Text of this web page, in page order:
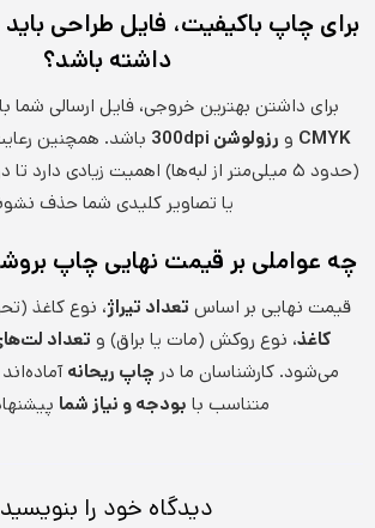
برای چاپ باکیفیت، فایل طراحی
داشته باشد؟
برای داشتن بهترین خروجی، فایل ارسالی شما
CMYK و رزولوشن 300dpi باشد. همچنین
(حدود ۵ میلی‌متر از لبه‌ها) اهمیت زیادی
یا تصاویر کلیدی شما حذف
چه عواملی بر قیمت نهایی چاپ
قیمت نهایی بر اساس تعداد تیراژ، نوع کاغذ
کاغذ، نوع روکش (مات یا براق) و تعداد
می‌شود. کارشناسان ما درچاپ ریحانه
متناسب با بودجه و نیاز شما
دیدگاه‌ خود را بنویسید